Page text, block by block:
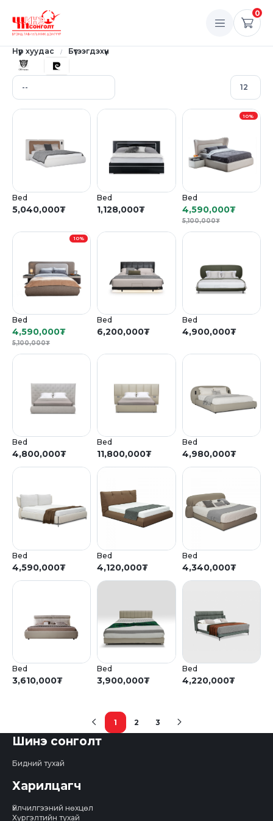
0
Нүүр хуудас Бүтээгдэхүүн
Bed
5,040,000₮
Bed
1,128,000₮
10%
Bed
4,590,000₮
5,100,000₮
10%
Bed
4,590,000₮
5,100,000₮
Bed
6,200,000₮
Bed
4,900,000₮
Bed
4,800,000₮
Bed
11,800,000₮
Bed
4,980,000₮
Bed
4,590,000₮
Bed
4,120,000₮
Bed
4,340,000₮
Bed
3,610,000₮
Bed
3,900,000₮
Bed
4,220,000₮
1(current)
2 3
Шинэ сонголт
Бидний тухай
Харилцагч
Үйлчилгээний нөхцөл
Хүргэлтийн тухай